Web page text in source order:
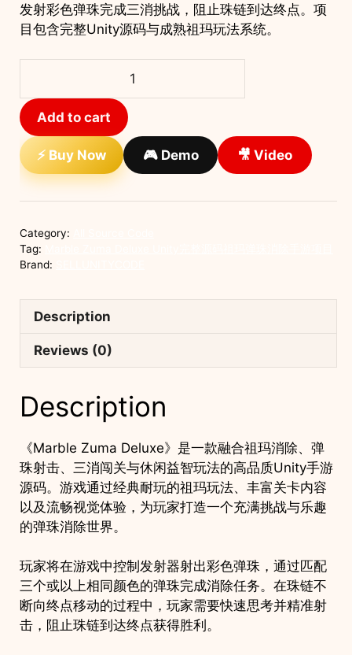
发射彩色弹珠完成三消挑战，阻止珠链到达终点。项
目包含完整Unity源码与成熟祖玛玩法系统。
Deluxe
Unity
完
整
源
码
祖
玛
弹
消
目
quantity
Add to cart
⚡ Buy Now 🎮 Demo 🎥 Video
Category:
Tag:
Brand:
Description
Reviews (0)
Description
《Marble Zuma Deluxe》是一款融合祖玛消除、弹
珠射击、三消闯关与休闲益智玩法的高品质Unity手游
源码。游戏通过经典耐玩的祖玛玩法、丰富关卡内容
以及流畅视觉体验，为玩家打造一个充满挑战与乐趣
的弹珠消除世界。
玩家将在游戏中控制发射器射出彩色弹珠，通过匹配
三个或以上相同颜色的弹珠完成消除任务。在珠链不
断向终点移动的过程中，玩家需要快速思考并精准射
击，阻止珠链到达终点获得胜利。